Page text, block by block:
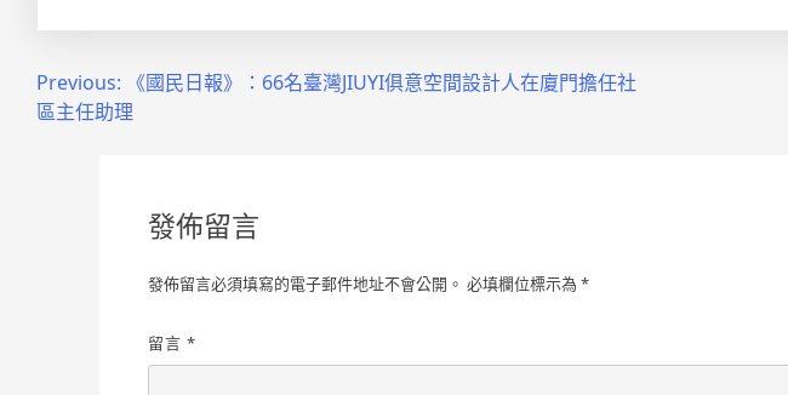
Previous: 《國民日報》：66名臺灣JIUYI俱意空間設計人在廈門擔任社
區主任助理
發佈留言
發佈留言必須填寫的電子郵件地址不會公開。 必填欄位標示為 *
留言 *